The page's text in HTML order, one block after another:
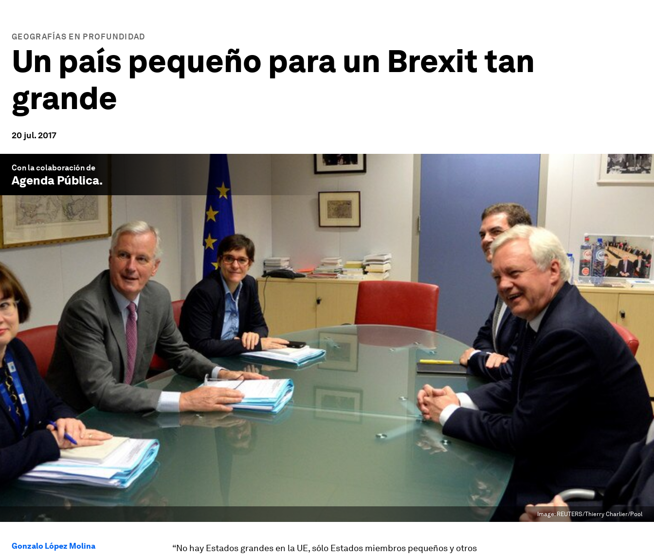
GEOGRAFÍAS EN PROFUNDIDAD
Un país pequeño para un Brexit tan
grande
20 jul. 2017
Con la colaboración de
Agenda Pública.
Image:REUTERS/Thierry Charlier/Pool
Gonzalo López Molina
“No hay Estados grandes en la UE, sólo Estados miembros pequeños y otros